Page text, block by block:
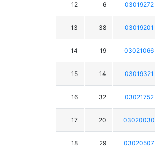
12 6 03019272
13 38 03019201
14 19 03021066
15 14 03019321
16 32 03021752
17 20 03020030
18 29 03020507